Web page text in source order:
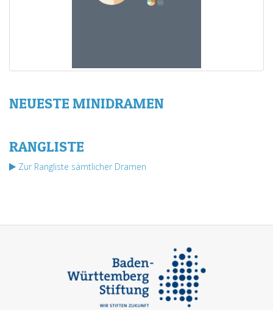
NEUESTE MINIDRAMEN
RANGLISTE
Zur Rangliste sämtlicher Dramen